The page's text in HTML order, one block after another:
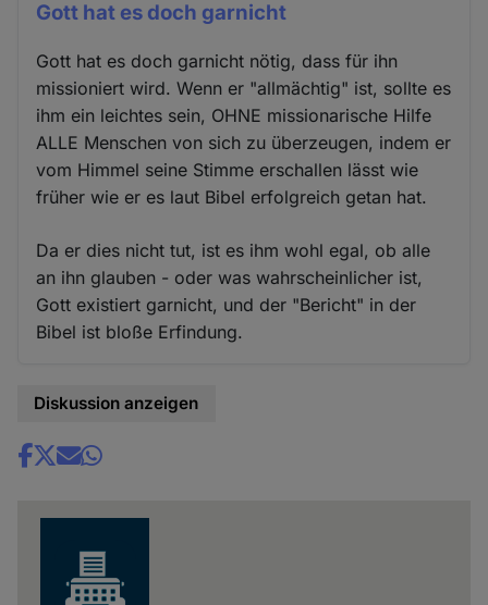
Gott hat es doch garnicht
Gott hat es doch garnicht nötig, dass für ihn
missioniert wird. Wenn er "allmächtig" ist, sollte es
ihm ein leichtes sein, OHNE missionarische Hilfe
ALLE Menschen von sich zu überzeugen, indem er
vom Himmel seine Stimme erschallen lässt wie
früher wie er es laut Bibel erfolgreich getan hat.
Da er dies nicht tut, ist es ihm wohl egal, ob alle
an ihn glauben - oder was wahrscheinlicher ist,
Gott existiert garnicht, und der "Bericht" in der
Bibel ist bloße Erfindung.
Diskussion anzeigen
Share